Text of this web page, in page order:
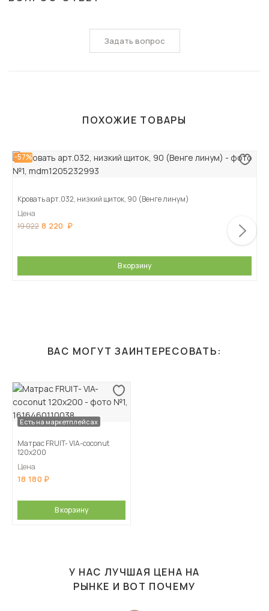
Задать вопрос
ПОХОЖИЕ ТОВАРЫ
-57%
Кровать арт.032, низкий щиток, 90 (Венге линум)
Цена
19 022 8 220
В корзину
ВАС МОГУТ ЗАИНТЕРЕСОВАТЬ:
Есть на маркетплейсах
Матрас FRUIT- VIA-coconut
120х200
Цена
18 180
В корзину
У НАС ЛУЧШАЯ ЦЕНА НА
РЫНКЕ И ВОТ ПОЧЕМУ